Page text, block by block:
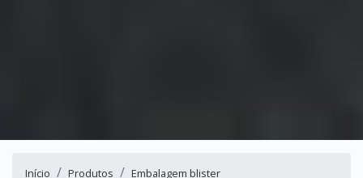
Início Produtos
Embalagem blister